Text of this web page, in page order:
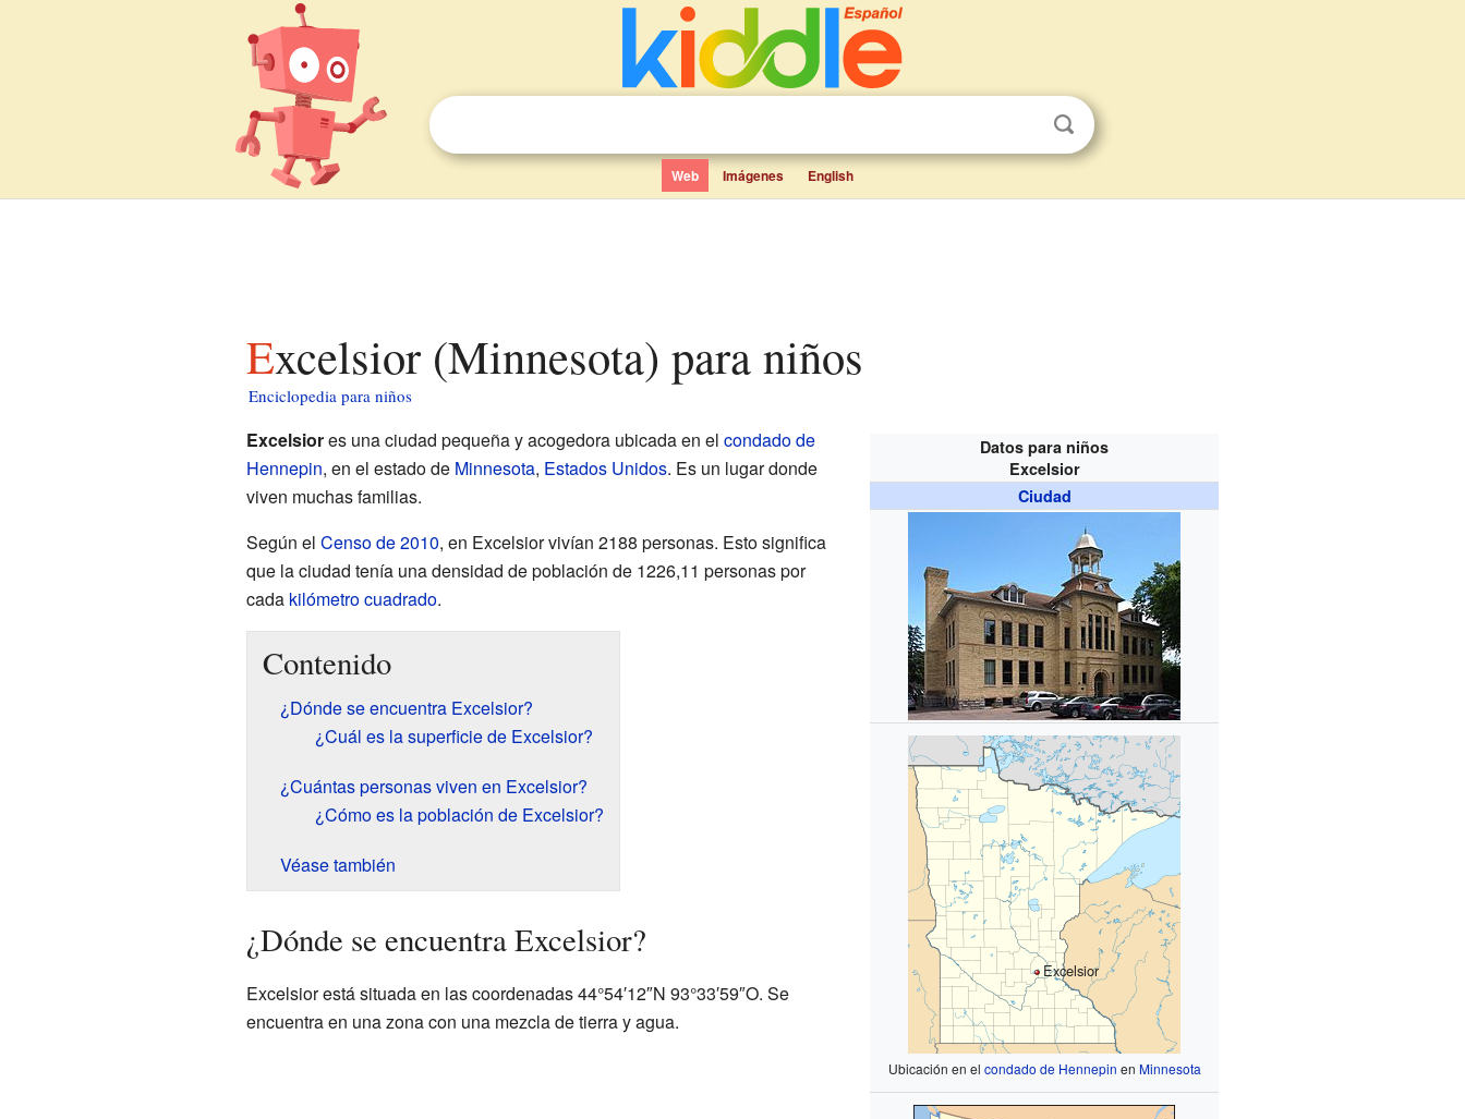
Web Imágenes English
Excelsior (Minnesota) para niños
Enciclopedia para niños
Datos para niños
Excelsior
Ciudad
Excelsior
Ubicación en el condado de Hennepin en Minnesota
Excelsiores una ciudad pequeña y acogedora ubicada en el condado de
Hennepin, en el estado de Minnesota, Estados Unidos. Es un lugar donde
viven muchas familias.
Según el Censo de 2010, en Excelsior vivían 2188 personas. Esto significa
que la ciudad tenía una densidad de población de 1226,11 personas por
cada kilómetro cuadrado.
Contenido
¿Dónde se encuentra Excelsior?
¿Cuál es la superficie de Excelsior?
¿Cuántas personas viven en Excelsior?
¿Cómo es la población de Excelsior?
Véase también
¿Dónde se encuentra Excelsior?
Excelsior está situada en las coordenadas 44°54′12″N 93°33′59″O. Se
encuentra en una zona con una mezcla de tierra y agua.